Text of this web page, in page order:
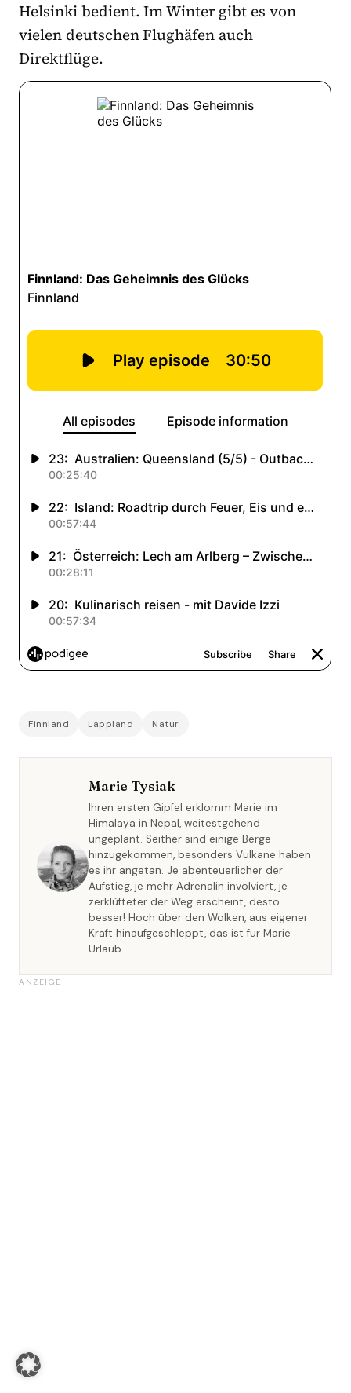
Helsinki bedient. Im Winter gibt es von
vielen deutschen Flughäfen auch
Direktflüge.
Finnland Lappland Natur
Marie Tysiak
Ihren ersten Gipfel erklomm Marie im
Himalaya in Nepal, weitestgehend
ungeplant. Seither sind einige Berge
hinzugekommen, besonders Vulkane haben
es ihr angetan. Je abenteuerlicher der
Aufstieg, je mehr Adrenalin involviert, je
zerklüfteter der Weg erscheint, desto
besser! Hoch über den Wolken, aus eigener
Kraft hinaufgeschleppt, das ist für Marie
Urlaub.
ANZEIGE